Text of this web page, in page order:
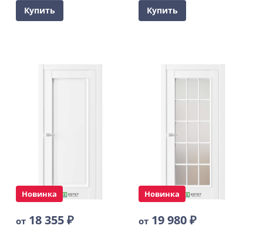
Купить Купить
Новинка
от 18 355₽
Новинка
от 19 980₽